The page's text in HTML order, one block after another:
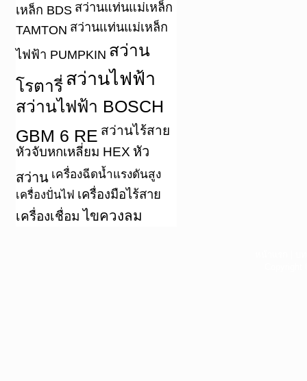
เหล็ก BDS สว่านแท่นแม่เหล็ก
TAMTON สว่านแท่นแม่เหล็ก
ไฟฟ้า PUMPKIN สว่าน
โรตารี่ สว่านไฟฟ้า
สว่านไฟฟ้า BOSCH
GBM 6 RE สว่านไร้สาย
หัวจับหกเหลี่ยม HEX หัว
สว่าน เครื่องฉีดน้ำแรงดันสูง
เครื่องปั่นไฟ เครื่องมือไร้สาย
เครื่องเชื่อม ไขควงลม